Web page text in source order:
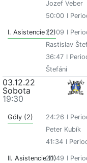
Jozef Veber
50:00 I
I. Asistencie (2)22:09 I
Rastislav
36:47 I
Štefáni
03.12.22
Sobota
19:30
Góly (2) 24:26 I
Peter Kubík
41:34 I
II. Asistencie (1)
20:49 I